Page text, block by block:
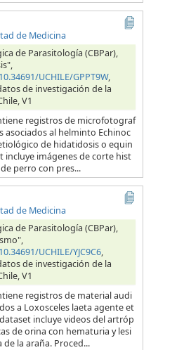
de Medicina
de Parasitología (CBPar),
UCHILE/GPPT9W,
de investigación de la
V1
registros de microfotograf
asociados al helminto Echinoc
de hidatidosis o equin
incluye imágenes de corte hist
perro con pres...
de Medicina
de Parasitología (CBPar),
UCHILE/YJC9C6,
de investigación de la
V1
registros de material audi
a Loxosceles laeta agente et
incluye videos del artróp
de orina con hematuria y lesi
la araña. Proced...